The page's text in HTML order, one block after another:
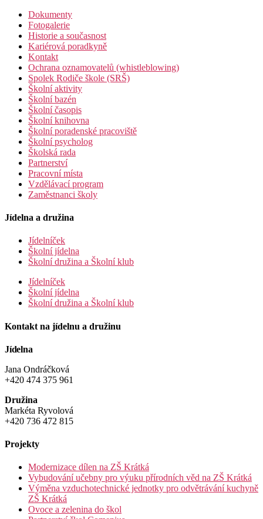
Dokumenty
Fotogalerie
Historie a současnost
Kariérová poradkyně
Kontakt
Ochrana oznamovatelů (whistleblowing)
Spolek Rodiče škole (SRŠ)
Školní aktivity
Školní bazén
Školní časopis
Školní knihovna
Školní poradenské pracoviště
Školní psycholog
Školská rada
Partnerství
Pracovní místa
Vzdělávací program
Zaměstnanci školy
Jídelna a družina
Jídelníček
Školní jídelna
Školní družina a Školní klub
Jídelníček
Školní jídelna
Školní družina a Školní klub
Kontakt na jídelnu a družinu
Jídelna
Jana Ondráčková
+420 474 375 961
Družina
Markéta Ryvolová
+420 736 472 815
Projekty
Modernizace dílen na ZŠ Krátká
Vybudování učebny pro výuku přírodních věd na ZŠ Krátká
Výměna vzduchotechnické jednotky pro odvětrávání kuchyně
ZŠ Krátká
Ovoce a zelenina do škol